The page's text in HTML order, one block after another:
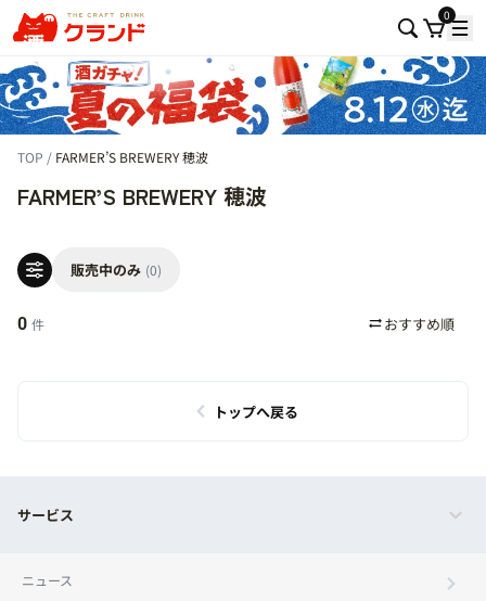
0
TOP FARMER’S BREWERY 穂波
FARMER’S BREWERY 穂波
販売中のみ (0)
0 件
トップへ戻る
サービス
ニュース